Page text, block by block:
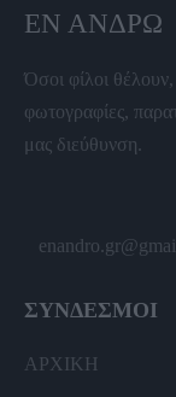
ΕΝ ΆΝΔΡΩ
Όσοι φίλοι
φωτογραφίες,
μας διεύθυνση.
ΣΥΝΔΕΣΜΟΙ
ΑΡΧΙΚΗ